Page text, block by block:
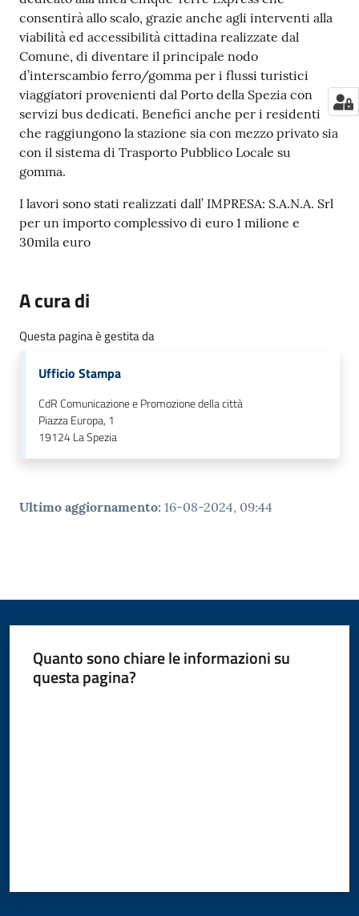
consentirà allo scalo, grazie anche agli interventi alla
viabilità ed accessibilità cittadina realizzate dal
Comune, di diventare il principale nodo
d’interscambio ferro/gomma per i flussi turistici
viaggiatori provenienti dal Porto della Spezia con
servizi bus dedicati. Benefici anche per i residenti
che raggiungono la stazione sia con mezzo privato sia
con il sistema di Trasporto Pubblico Locale su
gomma.
I lavori sono stati realizzati dall’ IMPRESA: S.A.N.A. Srl
per un importo complessivo di euro 1 milione e
30mila euro
A cura di
Questa pagina è gestita da
Ufficio Stampa
CdR Comunicazione e Promozione della città
Piazza Europa, 1
19124La Spezia
Ultimo aggiornamento: 16-08-2024, 09:44
Quanto sono chiare le informazioni su
questa pagina?